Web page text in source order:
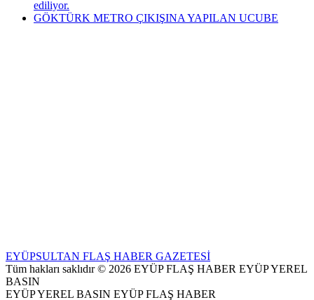
ediliyor.
GÖKTÜRK METRO ÇIKIŞINA YAPILAN UCUBE
EYÜPSULTAN FLAŞ HABER GAZETESİ
Tüm hakları saklıdır © 2026 EYÜP FLAŞ HABER EYÜP YEREL
BASIN
EYÜP YEREL BASIN EYÜP FLAŞ HABER